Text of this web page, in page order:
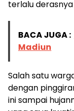
terlalu
BACA JUGA :
Madiun
Salah satu
dengan
ini sampai